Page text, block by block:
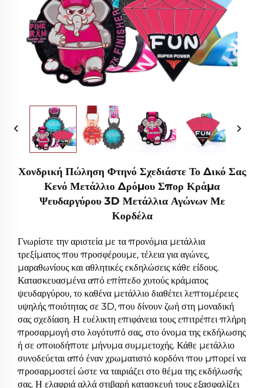
Χονδρική Πώληση Φτηνό Σχεδιάστε Το Δικό Σας
Κενό Μετάλλιο Δρόμου Σπορ Κράμα
Ψευδαργύρου 3D Μετάλλια Αγώνων Με
Κορδέλα
Γνωρίστε την αριστεία με τα προνόμια μετάλλια
τρεξίματος που προσφέρουμε, τέλεια για αγώνες,
μαραθωνίους και αθλητικές εκδηλώσεις κάθε είδους.
Κατασκευασμένα από επίπεδο χυτούς κράματος
ψευδαργύρου, το καθένα μετάλλιο διαθέτει λεπτομέρειες
υψηλής ποιότητας σε 3D, που δίνουν ζωή στη μοναδική
σας σχεδίαση. Η ευέλικτη επιφάνεια τους επιτρέπει πλήρη
προσαρμογή στο λογότυπό σας, στο όνομα της εκδήλωσης
ή σε οποιοδήποτε μήνυμα συμμετοχής. Κάθε μετάλλιο
συνοδεύεται από έναν χρωματιστό κορδόνι που μπορεί να
προσαρμοστεί ώστε να ταιριάζει στο θέμα της εκδήλωσής
σας. Η ελαφριά αλλά στιβαρή κατασκευή τους εξασφαλίζει